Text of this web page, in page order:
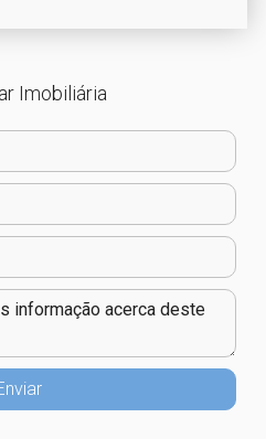
Imobiliária